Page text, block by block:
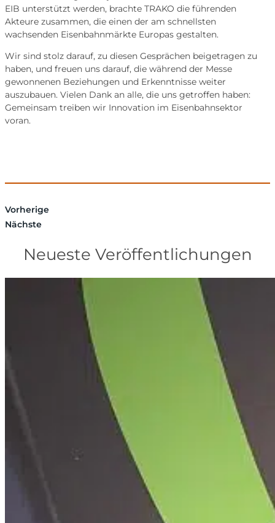
EIB unterstützt werden, brachte TRAKO die führenden
Akteure zusammen, die einen der am schnellsten
wachsenden Eisenbahnmärkte Europas gestalten.
Wir sind stolz darauf, zu diesen Gesprächen beigetragen zu
haben, und freuen uns darauf, die während der Messe
gewonnenen Beziehungen und Erkenntnisse weiter
auszubauen. Vielen Dank an alle, die uns getroffen haben:
Gemeinsam treiben wir Innovation im Eisenbahnsektor
voran.
Vorherige
Nächste
Neueste Veröffentlichungen